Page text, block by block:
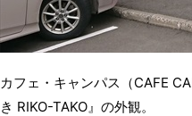
カフェ・キャンパス（CAFE
き RIKO-TAKO』の外観。